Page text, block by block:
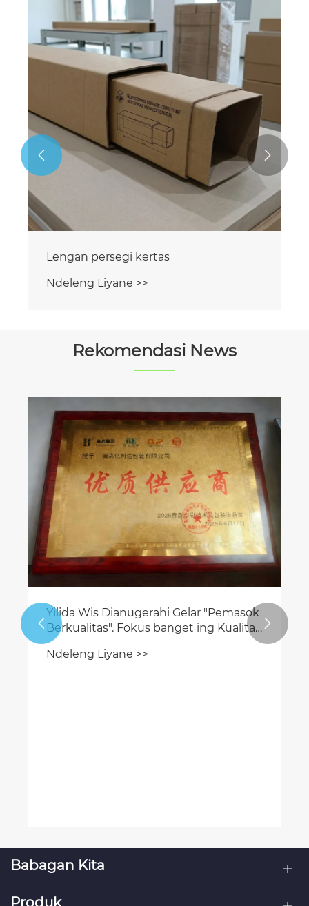
Lengan persegi kertas
Ndeleng Liyane >>
 
Rekomendasi News
Yilida Wis Dianugerahi Gelar "Pemasok
Berkualitas". Fokus banget ing Kualitas
Wis Entuk Pangenalan
Ndeleng Liyane >>
 
Babagan Kita
Produk